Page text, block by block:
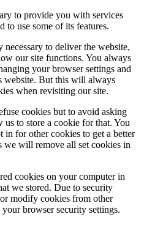
to provide you with services
to use some of its features.
necessary to deliver the website,
our site functions. You always
your browser settings and
website. But this will always
when revisiting our site.
cookies but to avoid asking
to store a cookie for that. You
in for other cookies to get a better
we will remove all set cookies in
cookies on your computer in
we stored. Due to security
modify cookies from other
browser security settings.